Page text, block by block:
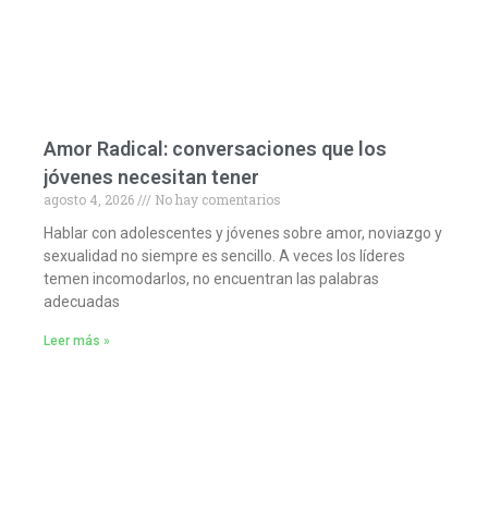
Amor Radical: conversaciones que los
jóvenes necesitan tener
agosto 4, 2026
No hay comentarios
Hablar con adolescentes y jóvenes sobre amor, noviazgo y
sexualidad no siempre es sencillo. A veces los líderes
temen incomodarlos, no encuentran las palabras
adecuadas
Leer más »